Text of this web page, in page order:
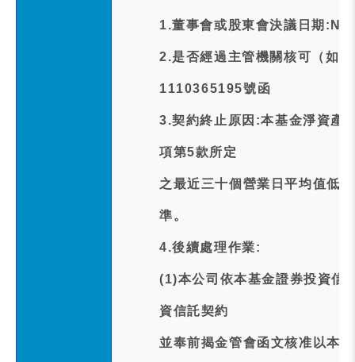
1.董事會或股東會決議日期:NA
2.是否經過主管機關核可（如
1110365195號函
3.契約終止原因:本基金淨資產
項第5款所定
之最近三十個營業日平均值低
準。
4.後續處理作業:
(1)本公司依本基金證券投資信
資信託契約
並奉前揭金管會函文核准以本